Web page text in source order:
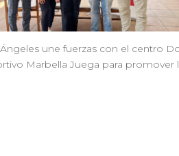
Ángeles une fuerzas con el centro
Marbella Juega para promover